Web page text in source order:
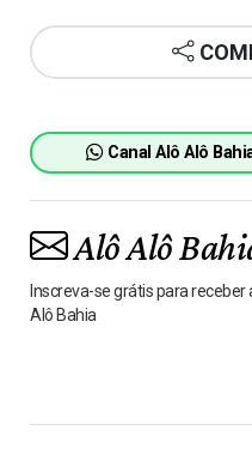
Canal Alô Alô
Alô Alô
Inscreva-se grátis para
Alô Bahia